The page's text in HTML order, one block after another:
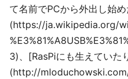
て名前でPCから外出し始
(https://ja.wikipedia.org/
3)、[RasPiにも生えていた
(http://